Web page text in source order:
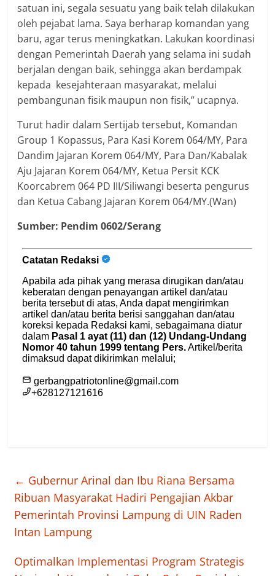
satuan ini, segala sesuatu yang baik telah dilakukan
oleh pejabat lama. Saya berharap komandan yang
baru, agar terus meningkatkan. Lakukan koordinasi
dengan Pemerintah Daerah yang selama ini sudah
berjalan dengan baik, sehingga akan berdampak
kepada kesejahteraan masyarakat, melalui
pembangunan fisik maupun non fisik,” ucapnya.
Turut hadir dalam Sertijab tersebut, Komandan
Group 1 Kopassus, Para Kasi Korem 064/MY, Para
Dandim Jajaran Korem 064/MY, Para Dan/Kabalak
Aju Jajaran Korem 064/MY, Ketua Persit KCK
Koorcabrem 064 PD III/Siliwangi beserta pengurus
dan Ketua Cabang Jajaran Korem 064/MY.(Wan)
Sumber: Pendim 0602/Serang
← Gubernur Arinal dan Ibu Riana Bersama
Ribuan Masyarakat Hadiri Pengajian Akbar
Pemerintah Provinsi Lampung di UIN Raden
Intan Lampung
Optimalkan Implementasi Program Strategis